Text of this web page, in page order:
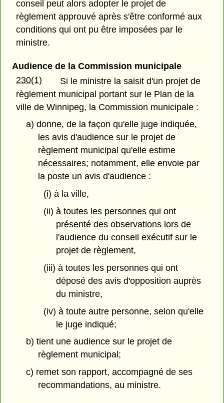
conseil peut alors adopter le projet de
règlement approuvé après s'être conformé aux
conditions qui ont pu être imposées par le
ministre.
Audience de la Commission municipale
230(1)
Si le ministre la saisit d'un projet de
règlement municipal portant sur le Plan de la
ville de Winnipeg, la Commission municipale :
a) donne, de la façon qu'elle juge indiquée,
les avis d'audience sur le projet de
règlement municipal qu'elle estime
nécessaires; notamment, elle envoie par
la poste un avis d'audience :
(i) à la ville,
(ii) à toutes les personnes qui ont
présenté des observations lors de
l'audience du conseil exécutif sur le
projet de règlement,
(iii) à toutes les personnes qui ont
déposé des avis d'opposition auprès
du ministre,
(iv) à toute autre personne, selon qu'elle
le juge indiqué;
b) tient une audience sur le projet de
règlement municipal;
c) remet son rapport, accompagné de ses
recommandations, au ministre.